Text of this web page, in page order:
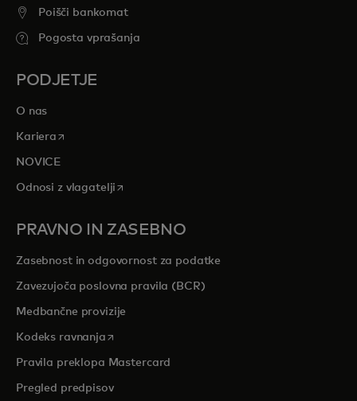
Poišči bankomat
Pogosta vprašanja
PODJETJE
O nas
Kariera opens in a new tab
NOVICE
Odnosi z vlagatelji opens in a new tab
PRAVNO IN ZASEBNO
Zasebnost in odgovornost za podatke
Zavezujoča poslovna pravila (BCR)
Medbančne provizije
Kodeks ravnanjaopens in a new tab
Pravila preklopa Mastercard
Pregled predpisov